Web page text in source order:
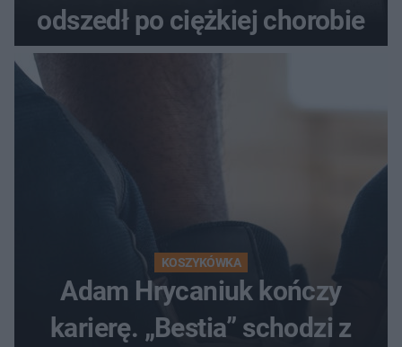
odszedł po ciężkiej chorobie
KOSZYKÓWKA
Adam Hrycaniuk kończy
karierę. „Bestia” schodzi z